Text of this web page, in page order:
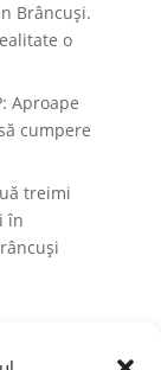
Brâncuși.
o
Aproape
cumpere
treimi
în